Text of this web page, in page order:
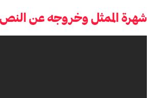
شهرة الممثل وخروجه عن النص